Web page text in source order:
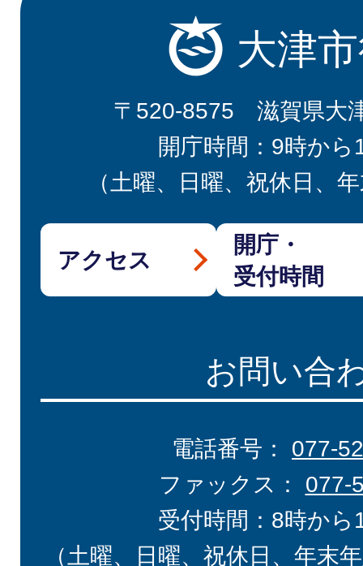
大津
〒520-8575 滋賀県大
開庁時間：9時から
（土曜、日曜、祝休日、
アクセス
開庁・
受付時間
お問い合
電話番号： 077-
ファックス： 077-
受付時間：8時から
（土曜、日曜、祝休日、年末